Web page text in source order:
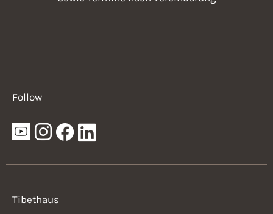
Follow
Tibethaus